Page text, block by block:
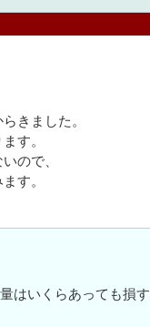
きました。
す。
ので、
す。
はいくらあっても損